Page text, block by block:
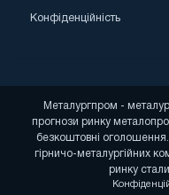
Конфіденційність
Металургпром -
прогнози ринку
безкоштовні
гірничо-металургійних
ринку